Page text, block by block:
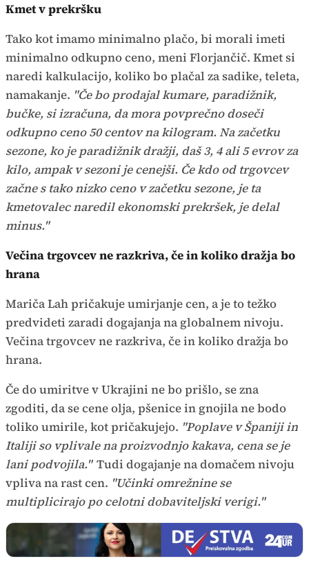
Kmet v prekršku
Tako kot imamo minimalno plačo, bi morali imeti
minimalno odkupno ceno, meni Florjančič. Kmet si
naredi kalkulacijo, koliko bo plačal za sadike, teleta,
namakanje. "Če bo prodajal kumare, paradižnik,
bučke, si izračuna, da mora povprečno doseči
odkupno ceno 50 centov na kilogram. Na začetku
sezone, ko je paradižnik dražji, daš 3, 4 ali 5 evrov za
kilo, ampak v sezoni je cenejši. Če kdo od trgovcev
začne s tako nizko ceno v začetku sezone, je ta
kmetovalec naredil ekonomski prekršek, je delal
minus."
Večina trgovcev ne razkriva, če in koliko dražja bo
hrana
Mariča Lah pričakuje umirjanje cen, a je to težko
predvideti zaradi dogajanja na globalnem nivoju.
Večina trgovcev ne razkriva, če in koliko dražja bo
hrana.
Če do umiritve v Ukrajini ne bo prišlo, se zna
zgoditi, da se cene olja, pšenice in gnojila ne bodo
toliko umirile, kot pričakujejo. "Poplave v Španiji in
Italiji so vplivale na proizvodnjo kakava, cena se je
lani podvojila." Tudi dogajanje na domačem nivoju
vpliva na rast cen. "Učinki omrežnine se
multiplicirajo po celotni dobaviteljski verigi."